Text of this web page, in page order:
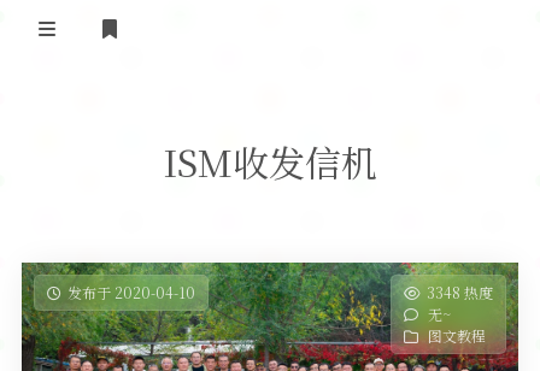
关于黄河
黄河使命
政策法规
活动竞赛
无线电资料
BA4II
器材专区
ISM收发信机
发布于 2020-04-10
3348 热度
无~
图文教程